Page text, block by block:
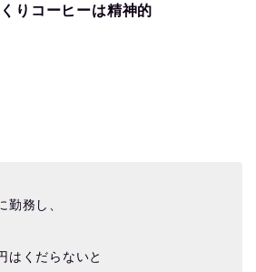
りコーヒーは精神的
勤務し、
はくだらないと